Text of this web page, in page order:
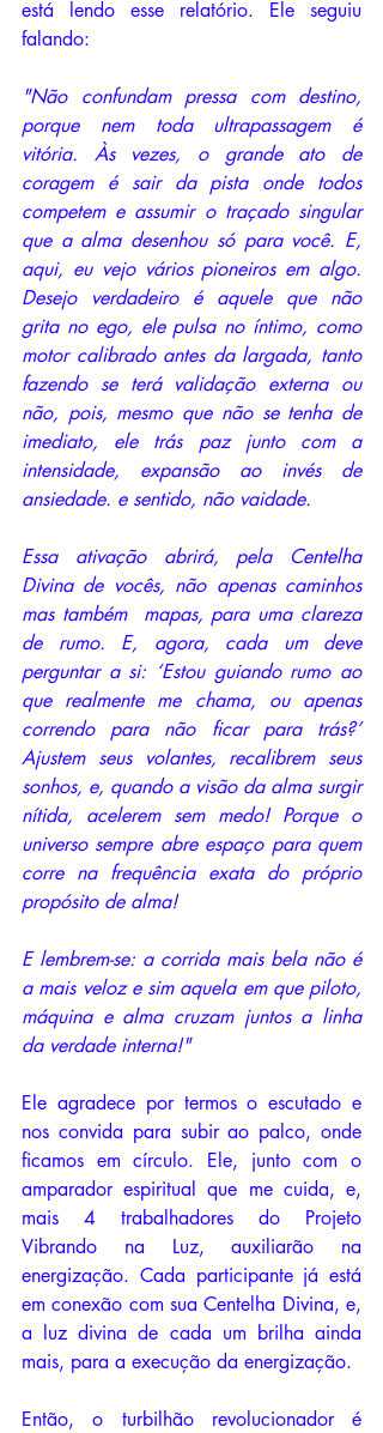
está lendo esse relatório. Ele seguiu
falando:
"Não confundam pressa com destino,
porque nem toda ultrapassagem é
vitória. Às vezes, o grande ato de
coragem é sair da pista onde todos
competem e assumir o traçado singular
que a alma desenhou só para você. E,
aqui, eu vejo vários pioneiros em algo.
Desejo verdadeiro é aquele que não
grita no ego, ele pulsa no íntimo, como
motor calibrado antes da largada, tanto
fazendo se terá validação externa ou
não, pois, mesmo que não se tenha de
imediato, ele trás paz junto com a
intensidade, expansão ao invés de
ansiedade. e sentido, não vaidade.
Essa ativação abrirá, pela Centelha
Divina de vocês, não apenas caminhos
mas também  mapas, para uma clareza
de rumo. E, agora, cada um deve
perguntar a si: ‘Estou guiando rumo ao
que realmente me chama, ou apenas
correndo para não ficar para trás?’
Ajustem seus volantes, recalibrem seus
sonhos, e, quando a visão da alma surgir
nítida, acelerem sem medo! Porque o
universo sempre abre espaço para quem
corre na frequência exata do próprio
propósito de alma!
E lembrem-se: a corrida mais bela não é
a mais veloz e sim aquela em que piloto,
máquina e alma cruzam juntos a linha
da verdade interna!"
Ele agradece por termos o escutado e
nos convida para subir ao palco, onde
ficamos em círculo. Ele, junto com o
amparador espiritual que me cuida, e,
mais 4 trabalhadores do Projeto
Vibrando na Luz, auxiliarão na
energização. Cada participante já está
em conexão com sua Centelha Divina, e,
a luz divina de cada um brilha ainda
mais, para a execução da energização.
Então, o turbilhão revolucionador é